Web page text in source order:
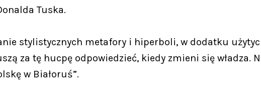
Tuska.
stylistycznych metafory i hiperboli, w dodatku
za tę hucpę odpowiedzieć, kiedy zmieni się władza.
w Białoruś”.